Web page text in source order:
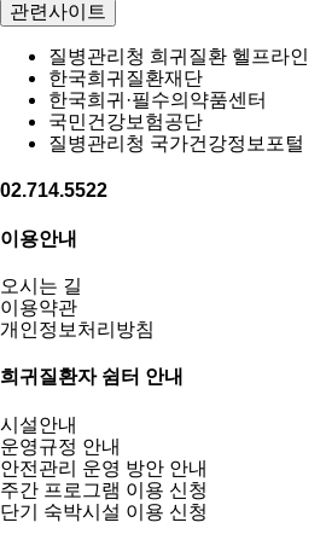
관련사이트
질병관리청 희귀질환 헬프라인
한국희귀질환재단
한국희귀·필수의약품센터
국민건강보험공단
질병관리청 국가건강정보포털
02.714.5522
이용안내
오시는 길
이용약관
개인정보처리방침
희귀질환자 쉼터 안내
시설안내
운영규정 안내
안전관리 운영 방안 안내
주간 프로그램 이용 신청
단기 숙박시설 이용 신청